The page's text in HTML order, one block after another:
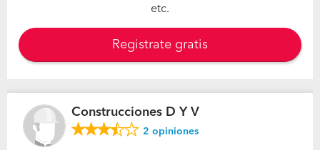
etc.
Registrate gratis
Construcciones D Y V
2 opiniones